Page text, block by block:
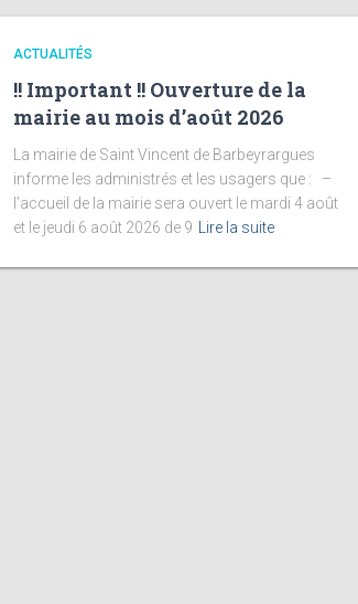
ACTUALITÉS
!! Important !! Ouverture de la
mairie au mois d’août 2026
La mairie de Saint Vincent de Barbeyrargues
informe les administrés et les usagers que : –
l’accueil de la mairie sera ouvert le mardi 4 août
et le jeudi 6 août 2026 de 9
Lire la suite